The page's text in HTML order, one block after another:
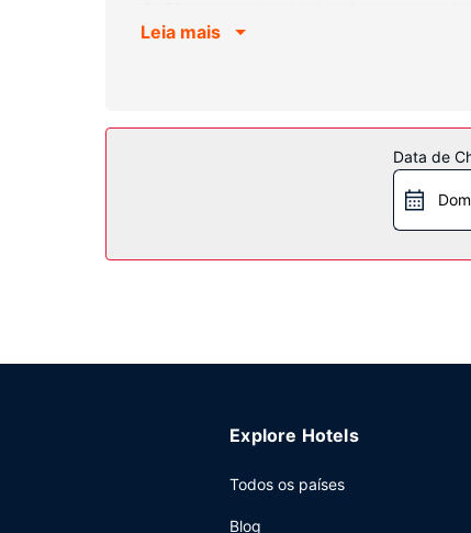
com e sem fios gratuita para estar sempre
incluem Wi-fi grátis, apoio para excursões/
Deleite-se com o melhor da cozinha
dos lençóis e dar uma vista de olhos pelo
serve pequenos-almoços preparados no
Leia mais
Data de
Explore Hotels
Todos os países
Blog